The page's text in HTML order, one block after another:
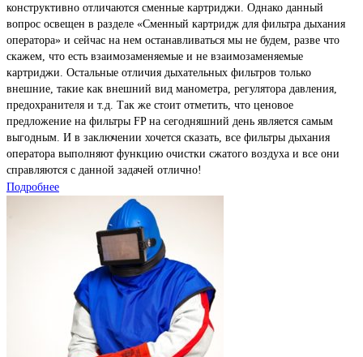
конструктивно отличаются сменные картриджи. Однако данный
вопрос освещен в разделе «Сменный картридж для фильтра дыхания
оператора» и сейчас на нем останавливаться мы не будем, разве что
скажем, что есть взаимозаменяемые и не взаимозаменяемые
картриджи. Остальные отличия дыхательных фильтров только
внешние, такие как внешний вид манометра, регулятора давления,
предохранителя и т.д. Так же стоит отметить, что ценовое
предложение на фильтры FP на сегодняшний день является самым
выгодным. И в заключении хочется сказать, все фильтры дыхания
оператора выполняют функцию очистки сжатого воздуха и все они
справляются с данной задачей отлично!
Подробнее